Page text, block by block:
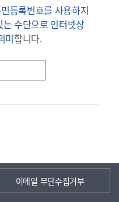
등록번호를 사용하지
수단으로 인터넷상
미합니다.
이메일 무단수집거부